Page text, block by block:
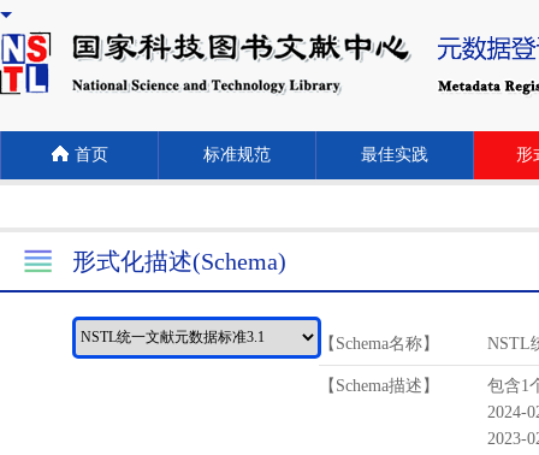
首页 标准规范 最佳实践 形
形式化描述(Schema)
【Schema名称】 NSTL
【Schema描述】
包含1
2024-
2023-